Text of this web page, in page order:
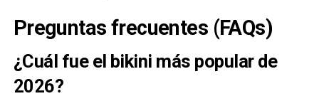
Preguntas frecuentes (FAQs)
¿Cuál fue el bikini más popular de
2026?